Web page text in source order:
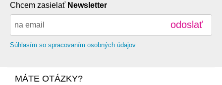
Chcem zasielať Newsletter
odoslať
Súhlasím so spracovaním osobných údajov
MÁTE OTÁZKY?